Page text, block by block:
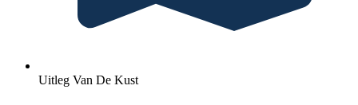
Uitleg Van De Kust